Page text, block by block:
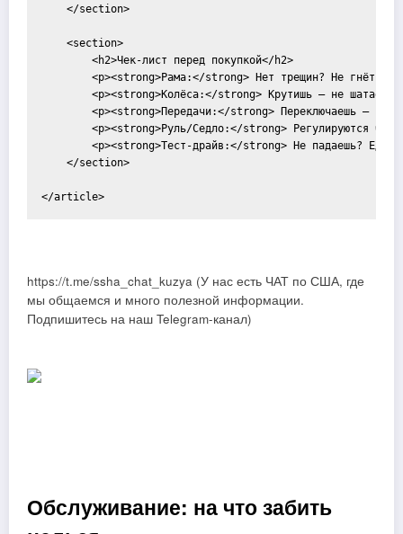
    </section>
    <section>
        <h2>Чек-лист перед покупкой</h2>
<p><strong>Рама:</strong> Нет трещин? Не гнётся
<p><strong>Колёса:</strong> Крутишь — не шатает?
<p><strong>Передачи:</strong> Переключаешь — не
<p><strong>Руль/Седло:</strong> Регулируются без
<p><strong>Тест-драйв:</strong> Не падаешь?
    </section>
</article>
https://t.me/ssha_chat_kuzya (У нас есть ЧАТ по США, где
мы общаемся и много полезной информации.
Подпишитесь на наш Telegram-канал)
Обслуживание: на что забить